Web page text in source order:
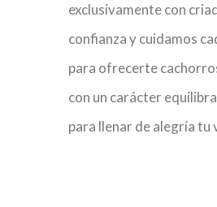
exclusivamente con
confianza y cuidamos
para ofrecerte
con un carácter
para llenar de alegría tu